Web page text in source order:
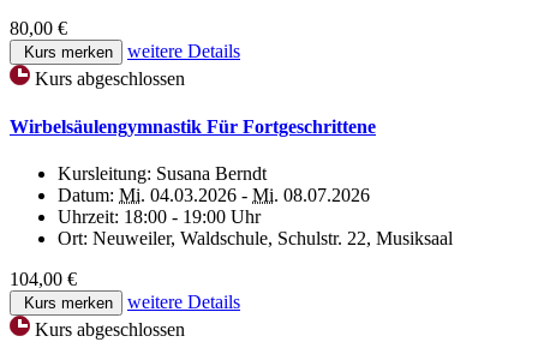
80,00 €
Kurs merken
weitere Details
Kurs abgeschlossen
Wirbelsäulengymnastik Für Fortgeschrittene
Kursleitung: Susana Berndt
Datum: Mi. 04.03.2026 - Mi. 08.07.2026
Uhrzeit: 18:00 - 19:00 Uhr
Ort: Neuweiler, Waldschule, Schulstr. 22, Musiksaal
104,00 €
Kurs merken
weitere Details
Kurs abgeschlossen